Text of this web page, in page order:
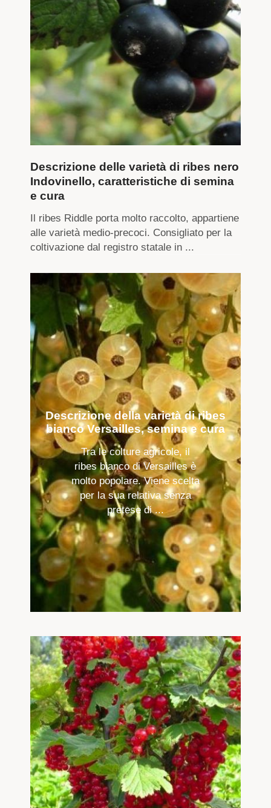
Descrizione delle varietà di ribes nero
Indovinello, caratteristiche di semina
e cura
Il ribes Riddle porta molto raccolto, appartiene
alle varietà medio-precoci. Consigliato per la
coltivazione dal registro statale in ...
Descrizione della varietà di ribes
bianco Versailles, semina e cura
Tra le colture agricole, il
ribes bianco di Versailles è
molto popolare. Viene scelta
per la sua relativa senza
pretese di ...